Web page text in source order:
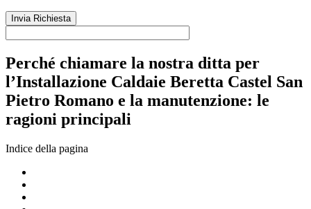
Perché chiamare la nostra ditta per
l’Installazione Caldaie Beretta Castel San
Pietro Romano e la manutenzione: le
ragioni principali
Indice della pagina